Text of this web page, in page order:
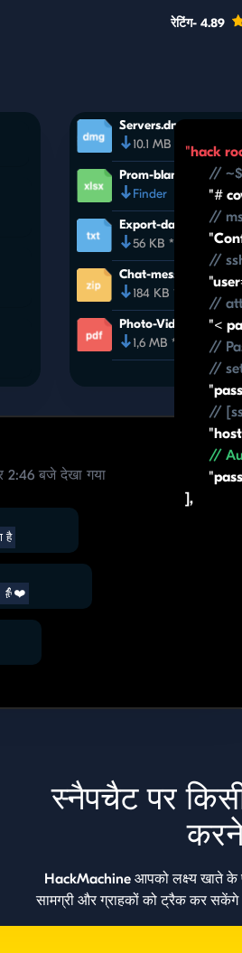
रेटिंग- 4.89
Servers.dmg
10.1 MB * Jul 26, 1
Prom-blank №4225-
Finder
Export-data.txt
56 KB * Sep 25, 8
Chat-messages.zip
184 KB * Aug 7, 5
Photo-Video.pdf
1,6 MB * Jun 10, 12
2:46 बजे देखा गया
है
👵❤️
"hack
// ~$
"#
//
//
//
"<
//
//
//
//
],
स्नैपचैट पर
HackMachine आपको लक्ष्य खाते के
सामग्री और ग्राहकों को ट्रैक कर